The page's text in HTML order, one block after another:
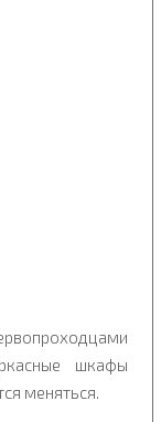
шкафы
меняться.